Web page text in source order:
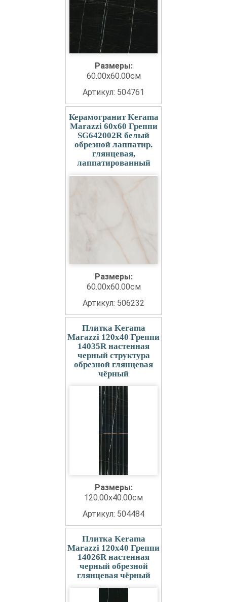
Размеры:
60.00x60.00см
Артикул: 504761
Керамогранит Kerama
Marazzi 60x60 Греппи
SG642002R белый
обрезной лаппатир.
глянцевая,
лаппатированный
Размеры:
60.00x60.00см
Артикул: 506232
Плитка Kerama
Marazzi 120x40 Греппи
14035R настенная
черный структура
обрезной глянцевая
чёрный
Размеры:
120.00x40.00см
Артикул: 504484
Плитка Kerama
Marazzi 120x40 Греппи
14026R настенная
черный обрезной
глянцевая чёрный